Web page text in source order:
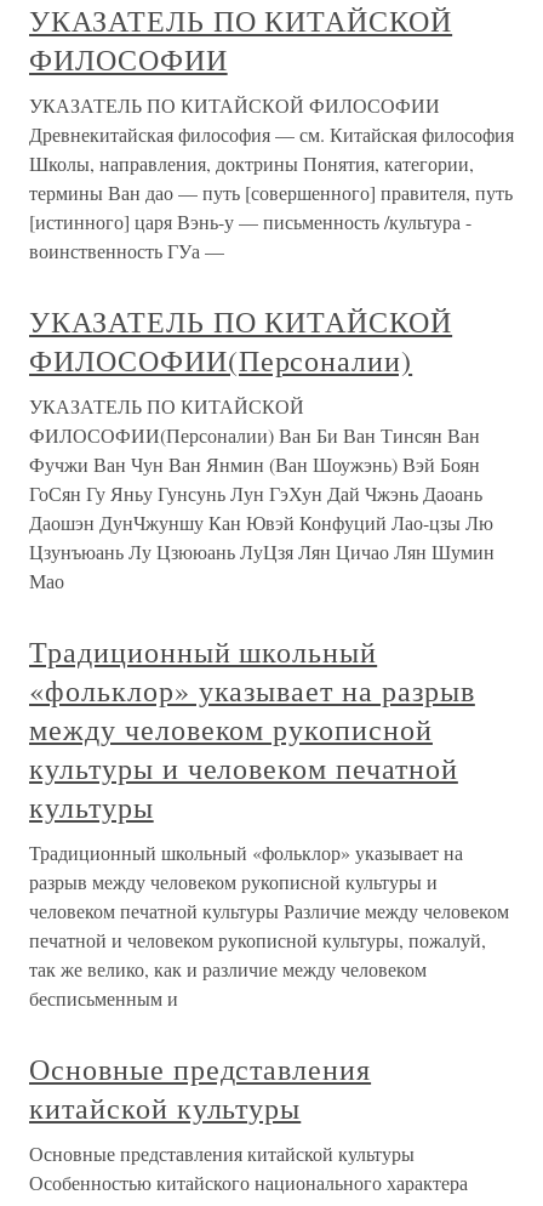
УКАЗАТЕЛЬ ПО КИТАЙСКОЙ
ФИЛОСОФИИ
УКАЗАТЕЛЬ ПО КИТАЙСКОЙ ФИЛОСОФИИ
Древнекитайская философия — см. Китайская философия
Школы, направления, доктрины Понятия, категории,
термины Ван дао — путь [совершенного] правителя, путь
[истинного] царя Вэнь-у — письменность /культура -
воинственность ГУа —
УКАЗАТЕЛЬ ПО КИТАЙСКОЙ
ФИЛОСОФИИ(Персоналии)
УКАЗАТЕЛЬ ПО КИТАЙСКОЙ
ФИЛОСОФИИ(Персоналии) Ван Би Ван Тинсян Ван
Фучжи Ван Чун Ван Янмин (Ван Шоужэнь) Вэй Боян
ГоСян Гу Яньу Гунсунь Лун ГэХун Дай Чжэнь Даоань
Даошэн ДунЧжуншу Кан Ювэй Конфуций Лао-цзы Лю
Цзунъюань Лу Цзююань ЛуЦзя Лян Цичао Лян Шумин
Мао
Традиционный школьный
«фольклор» указывает на разрыв
между человеком рукописной
культуры и человеком печатной
культуры
Традиционный школьный «фольклор» указывает на
разрыв между человеком рукописной культуры и
человеком печатной культуры Различие между человеком
печатной и человеком рукописной культуры, пожалуй,
так же велико, как и различие между человеком
бесписьменным и
Основные представления
китайской культуры
Основные представления китайской культуры
Особенностью китайского национального характера